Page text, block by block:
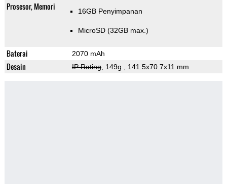
Prosesor, Memori 16GB Penyimpanan
MicroSD (32GB max.)
Baterai 2070 mAh
Desain IP Rating, 149g , 141.5x70.7x11 mm